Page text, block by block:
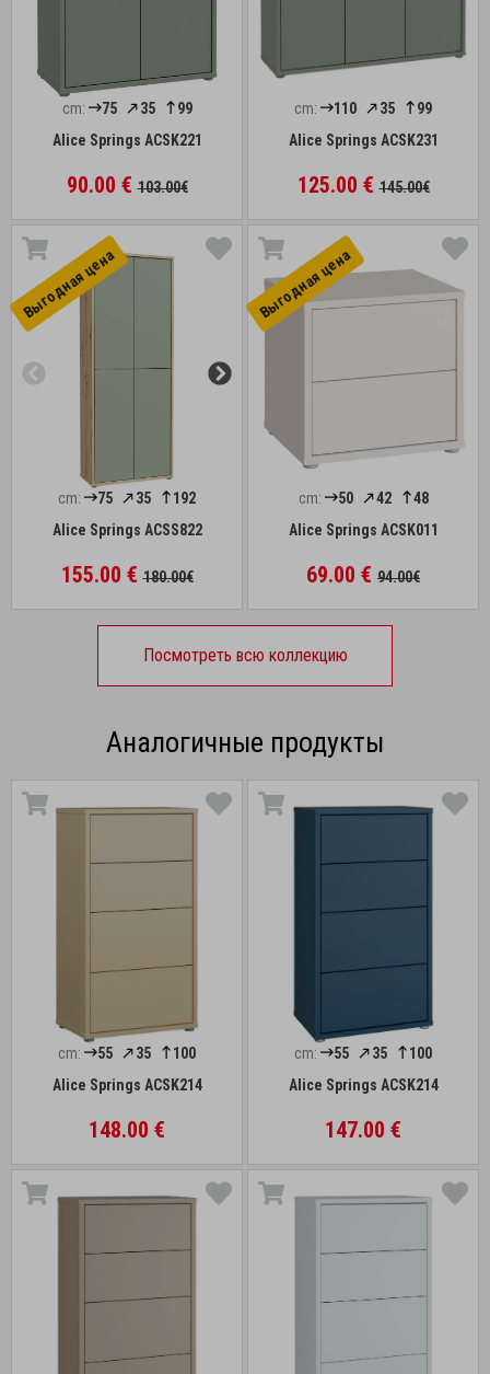
cm: 75 35
99
Alice Springs ACSK221
90.00 €103.00€
cm: 110 35
99
Alice Springs ACSK231
125.00 €145.00€
Выгоднaя цена
cm: 75 35
192
Alice Springs ACSS822
155.00 €180.00€
Выгоднaя цена
cm: 50 42
48
Alice Springs ACSK011
69.00 € 94.00€
Посмотреть всю коллекцию
Аналогичные продукты
cm: 55 35
100
Alice Springs ACSK214
148.00 €
cm: 55 35
100
Alice Springs ACSK214
147.00 €